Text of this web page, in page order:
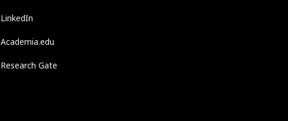
LinkedIn
Academia.edu
Research Gate